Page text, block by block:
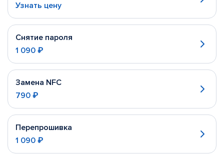
Узнать цену
Снятие пароля
1 090 ₽
Замена NFC
790 ₽
Перепрошивка
1 090 ₽